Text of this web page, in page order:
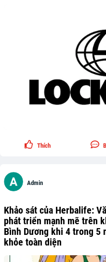
Thích
Admin
Khảo sát của Herbalife:
phát triển mạnh mẽ trên
Bình Dương khi 4 trong
khỏe toàn diện